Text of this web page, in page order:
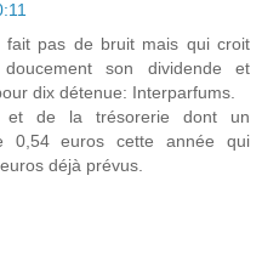
fait pas de bruit mais qui croit
doucement son dividende et
dix détenue: Interparfums.
et de la trésorerie dont un
0,54 euros cette année qui
déjà prévus.